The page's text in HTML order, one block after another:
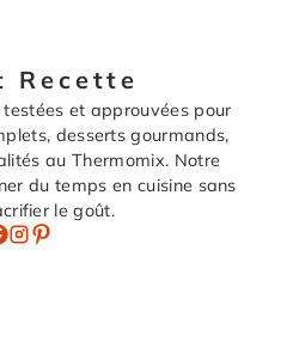
Recette
et approuvées pour
desserts gourmands,
au Thermomix. Notre
du temps en cuisine sans
le goût.